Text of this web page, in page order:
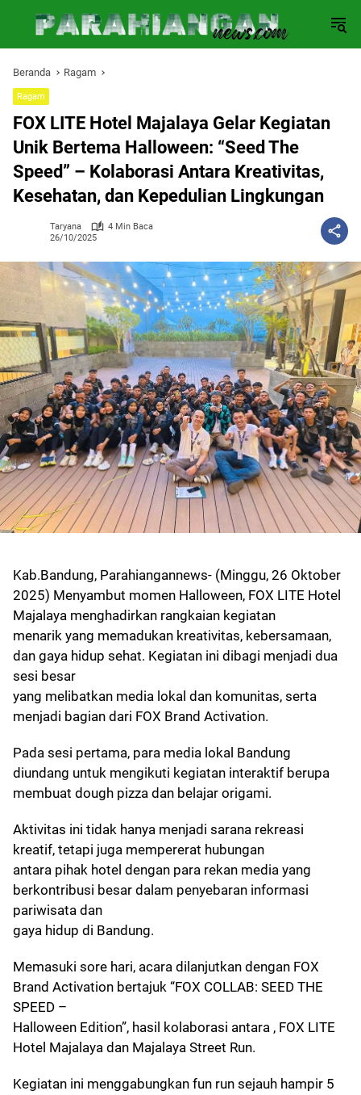
Beranda Ragam
Ragam
FOX LITE Hotel Majalaya Gelar Kegiatan
Unik Bertema Halloween: “Seed The
Speed” – Kolaborasi Antara Kreativitas,
Kesehatan, dan Kepedulian Lingkungan
Taryana
4 Min Baca
26/10/2025
Kab.Bandung, Parahiangannews- (Minggu, 26 Oktober
2025) Menyambut momen Halloween, FOX LITE Hotel
Majalaya menghadirkan rangkaian kegiatan
menarik yang memadukan kreativitas, kebersamaan,
dan gaya hidup sehat. Kegiatan ini dibagi menjadi dua
sesi besar
yang melibatkan media lokal dan komunitas, serta
menjadi bagian dari FOX Brand Activation.
Pada sesi pertama, para media lokal Bandung
diundang untuk mengikuti kegiatan interaktif berupa
membuat dough pizza dan belajar origami.
Aktivitas ini tidak hanya menjadi sarana rekreasi
kreatif, tetapi juga mempererat hubungan
antara pihak hotel dengan para rekan media yang
berkontribusi besar dalam penyebaran informasi
pariwisata dan
gaya hidup di Bandung.
Memasuki sore hari, acara dilanjutkan dengan FOX
Brand Activation bertajuk “FOX COLLAB: SEED THE
SPEED –
Halloween Edition”, hasil kolaborasi antara , FOX LITE
Hotel Majalaya dan Majalaya Street Run.
Kegiatan ini menggabungkan fun run sejauh hampir 5